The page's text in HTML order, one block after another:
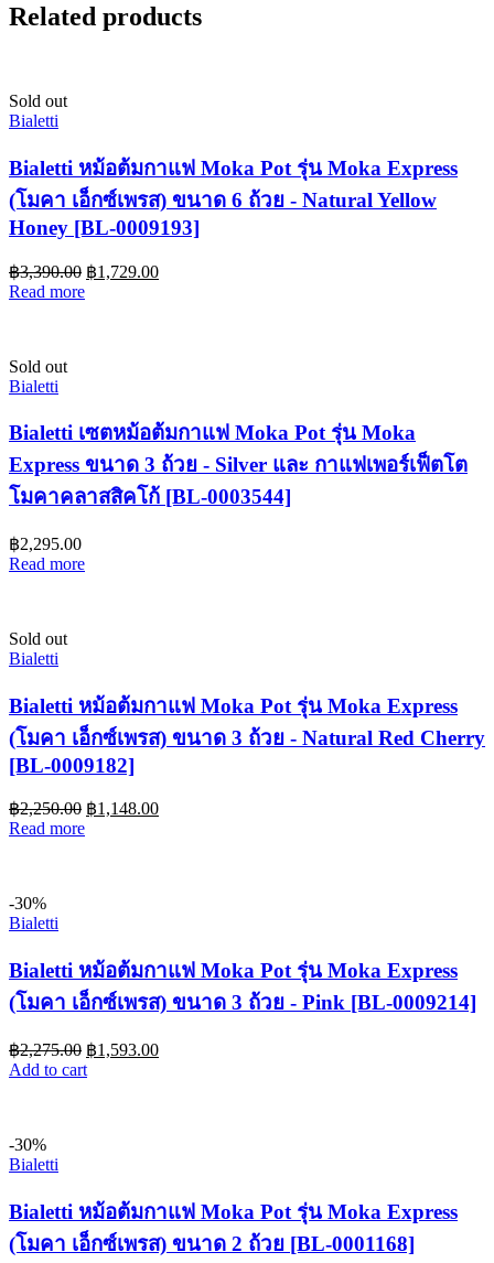
Related products
Sold out
Bialetti
Bialetti หม้อต้มกาแฟ Moka Pot รุ่น Moka Express
(โมคา เอ็กซ์เพรส) ขนาด 6 ถ้วย - Natural Yellow
Honey [BL-0009193]
฿3,390.00 ฿1,729.00
Read more
Sold out
Bialetti
Bialetti เซตหม้อต้มกาแฟ Moka Pot รุ่น Moka
Express ขนาด 3 ถ้วย - Silver และ กาแฟเพอร์เฟ็ตโต
โมคาคลาสสิคโก้ [BL-0003544]
฿2,295.00
Read more
Sold out
Bialetti
Bialetti หม้อต้มกาแฟ Moka Pot รุ่น Moka Express
(โมคา เอ็กซ์เพรส) ขนาด 3 ถ้วย - Natural Red Cherry
[BL-0009182]
฿2,250.00 ฿1,148.00
Read more
-30%
Bialetti
Bialetti หม้อต้มกาแฟ Moka Pot รุ่น Moka Express
(โมคา เอ็กซ์เพรส) ขนาด 3 ถ้วย - Pink [BL-0009214]
฿2,275.00 ฿1,593.00
Add to cart
-30%
Bialetti
Bialetti หม้อต้มกาแฟ Moka Pot รุ่น Moka Express
(โมคา เอ็กซ์เพรส) ขนาด 2 ถ้วย [BL-0001168]